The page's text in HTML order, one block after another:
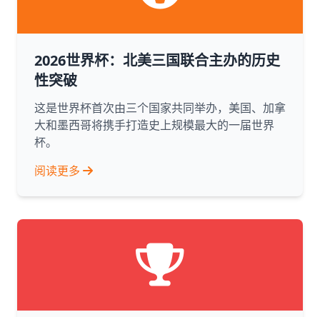
2026世界杯：北美三国联合主办的历史
性突破
这是世界杯首次由三个国家共同举办，美国、加拿
大和墨西哥将携手打造史上规模最大的一届世界
杯。
阅读更多